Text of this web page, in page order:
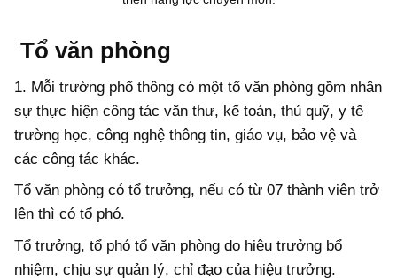
Tổ văn phòng
1. Mỗi trường phổ thông có một tổ văn phòng gồm nhân
sự thực hiện công tác văn thư, kế toán, thủ quỹ, y tế
trường học, công nghệ thông tin, giáo vụ, bảo vệ và
các công tác khác.
Tổ văn phòng có tổ trưởng, nếu có từ 07 thành viên trở
lên thì có tổ phó.
Tổ trưởng, tổ phó tổ văn phòng do hiệu trưởng bổ
nhiệm, chịu sự quản lý, chỉ đạo của hiệu trưởng.